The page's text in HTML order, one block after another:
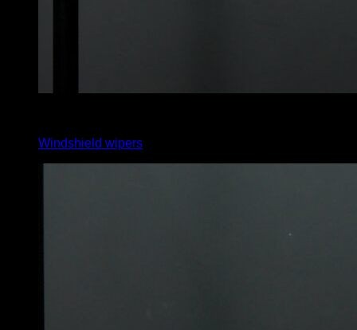
Windshield wipers